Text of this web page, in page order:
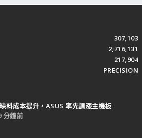
307,103
2,716,131
217,904
PRECISION
料成本提升，ASUS 率先調漲主機板
分鐘前